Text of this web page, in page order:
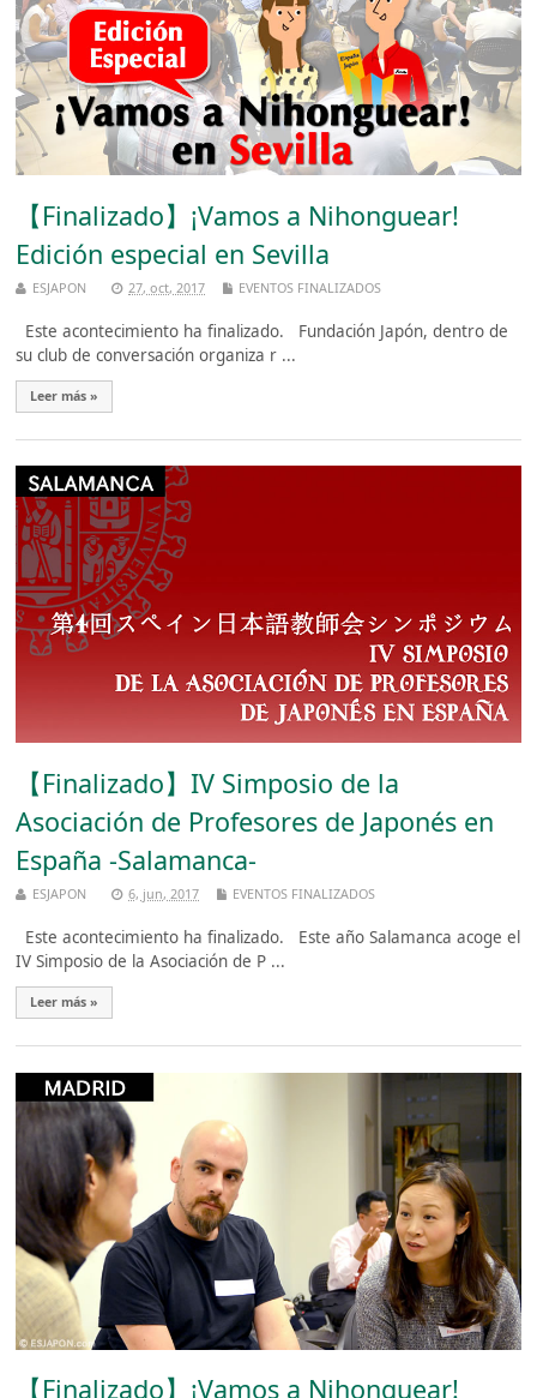
【Finalizado】¡Vamos a Nihonguear!
Edición especial en Sevilla
ESJAPON 27, oct, 2017 EVENTOS FINALIZADOS
Este acontecimiento ha finalizado. Fundación Japón, dentro de
su club de conversación organiza r ...
Leer más »
【Finalizado】IV Simposio de la
Asociación de Profesores de Japonés en
España -Salamanca-
ESJAPON 6, jun, 2017 EVENTOS FINALIZADOS
Este acontecimiento ha finalizado. Este año Salamanca acoge el
IV Simposio de la Asociación de P ...
Leer más »
【Finalizado】¡Vamos a Nihonguear!